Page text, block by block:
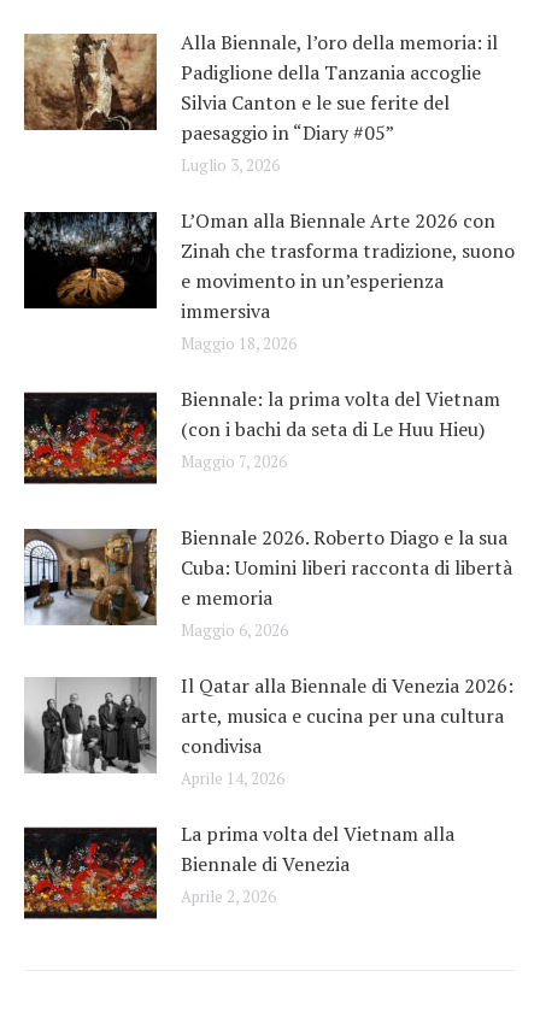
Alla Biennale, l’oro della memoria: il
Padiglione della Tanzania accoglie
Silvia Canton e le sue ferite del
paesaggio in “Diary #05”
Luglio 3, 2026
L’Oman alla Biennale Arte 2026 con
Zinah che trasforma tradizione, suono
e movimento in un’esperienza
immersiva
Maggio 18, 2026
Biennale: la prima volta del Vietnam
(con i bachi da seta di Le Huu Hieu)
Maggio 7, 2026
Biennale 2026. Roberto Diago e la sua
Cuba: Uomini liberi racconta di libertà
e memoria
Maggio 6, 2026
Il Qatar alla Biennale di Venezia 2026:
arte, musica e cucina per una cultura
condivisa
Aprile 14, 2026
La prima volta del Vietnam alla
Biennale di Venezia
Aprile 2, 2026